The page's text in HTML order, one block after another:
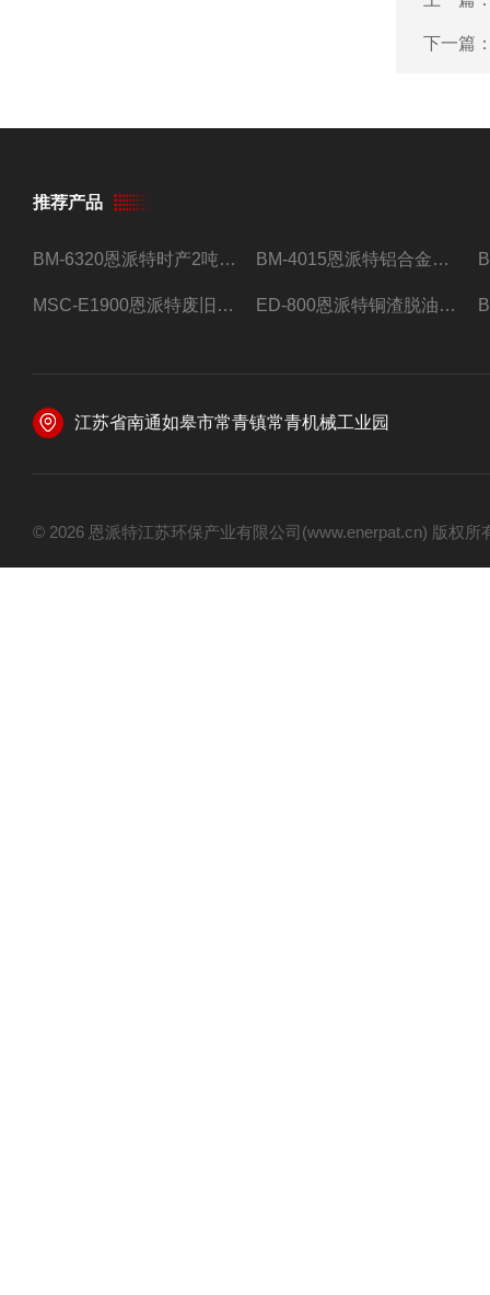
下一篇
推荐产品
BM-6320恩派特时产2吨合金钢屑压饼机 BM-4015恩派特铝合金屑压饼机 脱油效果好
MSC-E1900恩派特废旧锂电池极片破碎处理设备 ED-800恩派特铜渣脱油机废铜屑铝屑甩油机
江苏省南通如皋市常青镇常青机械工业园
© 2026 恩派特江苏环保产业有限公司(www.enerpat.cn) 版权